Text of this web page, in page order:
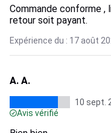
Commande conforme ,
retour soit payant.
Expérience du : 17 août
A. A.
10 sept.
Avis vérifié